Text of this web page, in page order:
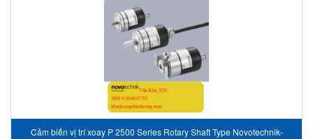
Cảm biến vị trí xoay P 2500 Series Rotary Shaft Type Novotechnik-